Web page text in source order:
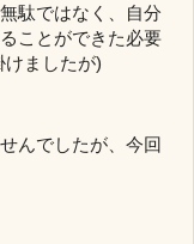
駄ではなく、自分
ことができた必要
けましたが)
んでしたが、今回